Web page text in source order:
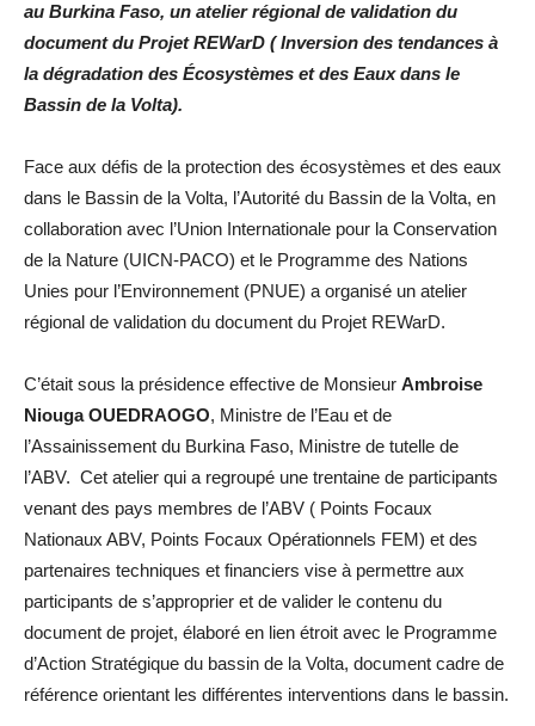
au Burkina Faso, un atelier régional de validation du
document du Projet REWarD ( Inversion des tendances à
la dégradation des Écosystèmes et des Eaux dans le
Bassin de la Volta).
Face aux défis de la protection des écosystèmes et des eaux
dans le Bassin de la Volta, l’Autorité du Bassin de la Volta, en
collaboration avec l’Union Internationale pour la Conservation
de la Nature (UICN-PACO) et le Programme des Nations
Unies pour l’Environnement (PNUE) a organisé un atelier
régional de validation du document du Projet REWarD.
C’était sous la présidence effective de Monsieur Ambroise
Niouga OUEDRAOGO, Ministre de l’Eau et de
l’Assainissement du Burkina Faso, Ministre de tutelle de
l’ABV. Cet atelier qui a regroupé une trentaine de participants
venant des pays membres de l’ABV ( Points Focaux
Nationaux ABV, Points Focaux Opérationnels FEM) et des
partenaires techniques et financiers vise à permettre aux
participants de s’approprier et de valider le contenu du
document de projet, élaboré en lien étroit avec le Programme
d’Action Stratégique du bassin de la Volta, document cadre de
référence orientant les différentes interventions dans le bassin.